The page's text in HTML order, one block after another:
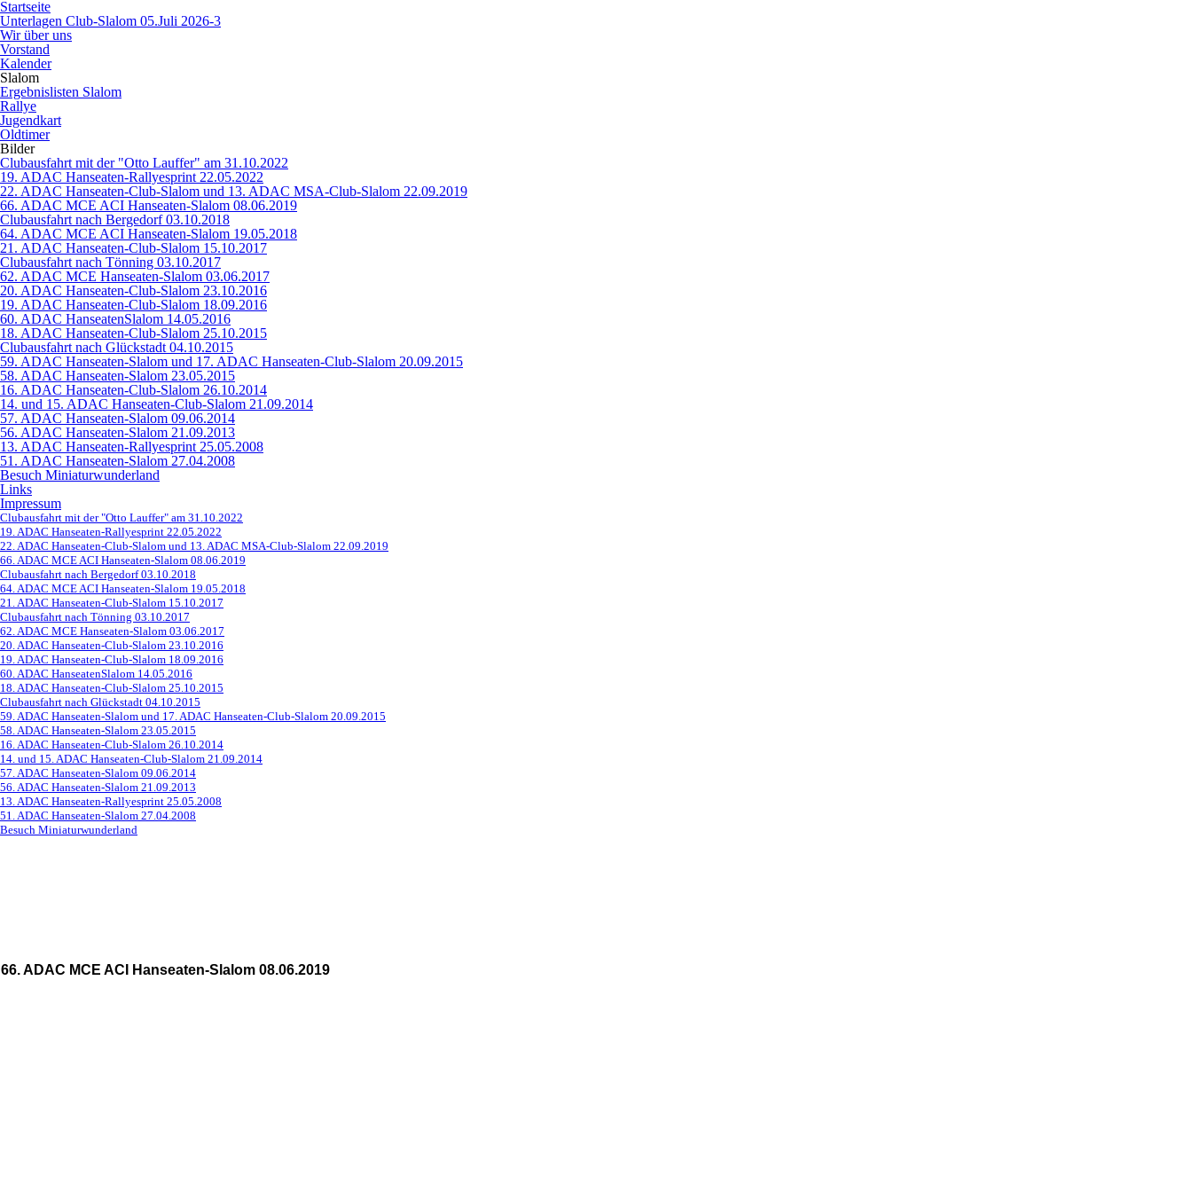
Startseite
Unterlagen Club-Slalom 05.Juli 2026-3
Wir über uns
Vorstand
Kalender
Slalom
Ergebnislisten Slalom
Rallye
Jugendkart
Oldtimer
Bilder
Clubausfahrt mit der "Otto Lauffer" am 31.10.2022
19. ADAC Hanseaten-Rallyesprint 22.05.2022
22. ADAC Hanseaten-Club-Slalom und 13. ADAC MSA-Club-Slalom 22.09.2019
66. ADAC MCE ACI Hanseaten-Slalom 08.06.2019
Clubausfahrt nach Bergedorf 03.10.2018
64. ADAC MCE ACI Hanseaten-Slalom 19.05.2018
21. ADAC Hanseaten-Club-Slalom 15.10.2017
Clubausfahrt nach Tönning 03.10.2017
62. ADAC MCE Hanseaten-Slalom 03.06.2017
20. ADAC Hanseaten-Club-Slalom 23.10.2016
19. ADAC Hanseaten-Club-Slalom 18.09.2016
60. ADAC HanseatenSlalom 14.05.2016
18. ADAC Hanseaten-Club-Slalom 25.10.2015
Clubausfahrt nach Glückstadt 04.10.2015
59. ADAC Hanseaten-Slalom und 17. ADAC Hanseaten-Club-Slalom 20.09.2015
58. ADAC Hanseaten-Slalom 23.05.2015
16. ADAC Hanseaten-Club-Slalom 26.10.2014
14. und 15. ADAC Hanseaten-Club-Slalom 21.09.2014
57. ADAC Hanseaten-Slalom 09.06.2014
56. ADAC Hanseaten-Slalom 21.09.2013
13. ADAC Hanseaten-Rallyesprint 25.05.2008
51. ADAC Hanseaten-Slalom 27.04.2008
Besuch Miniaturwunderland
Links
Impressum
Clubausfahrt mit der "Otto Lauffer" am 31.10.2022
19. ADAC Hanseaten-Rallyesprint 22.05.2022
22. ADAC Hanseaten-Club-Slalom und 13. ADAC MSA-Club-Slalom 22.09.2019
66. ADAC MCE ACI Hanseaten-Slalom 08.06.2019
Clubausfahrt nach Bergedorf 03.10.2018
64. ADAC MCE ACI Hanseaten-Slalom 19.05.2018
21. ADAC Hanseaten-Club-Slalom 15.10.2017
Clubausfahrt nach Tönning 03.10.2017
62. ADAC MCE Hanseaten-Slalom 03.06.2017
20. ADAC Hanseaten-Club-Slalom 23.10.2016
19. ADAC Hanseaten-Club-Slalom 18.09.2016
60. ADAC HanseatenSlalom 14.05.2016
18. ADAC Hanseaten-Club-Slalom 25.10.2015
Clubausfahrt nach Glückstadt 04.10.2015
59. ADAC Hanseaten-Slalom und 17. ADAC Hanseaten-Club-Slalom 20.09.2015
58. ADAC Hanseaten-Slalom 23.05.2015
16. ADAC Hanseaten-Club-Slalom 26.10.2014
14. und 15. ADAC Hanseaten-Club-Slalom 21.09.2014
57. ADAC Hanseaten-Slalom 09.06.2014
56. ADAC Hanseaten-Slalom 21.09.2013
13. ADAC Hanseaten-Rallyesprint 25.05.2008
51. ADAC Hanseaten-Slalom 27.04.2008
Besuch Miniaturwunderland
66. ADAC MCE ACI Hanseaten-Slalom 08.06.2019